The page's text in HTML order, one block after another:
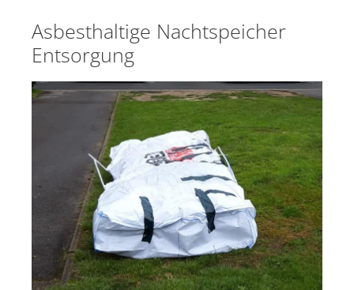
Asbesthaltige Nachtspeicher
Entsorgung